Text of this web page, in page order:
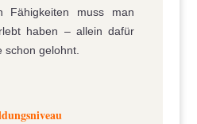
Fähigkeiten muss man
haben – allein dafür
schon gelohnt.